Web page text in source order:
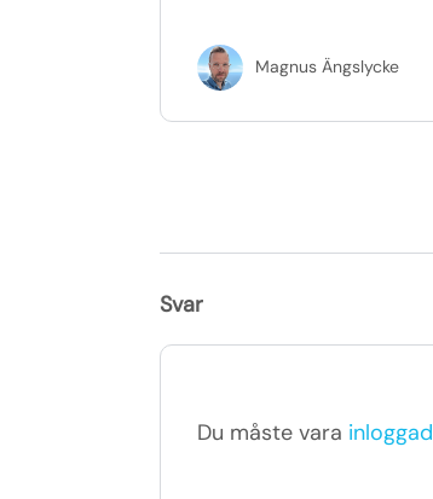
Magnus Ängslycke
Svar
Du måste vara inloggad